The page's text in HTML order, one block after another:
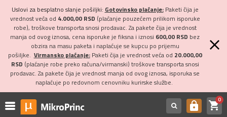
Uslovi za besplatno slanje pošiljki: Gotovinsko plaćanje:Paketi čija je
vrednost veća od 4.000,00 RSD (plaćanje pouzećem prilikom isporuke
robe), troškove transporta snosi prodavac. Za pakete čija je vrednost
manja od ovog iznosa, cena isporuke je fiksna i iznosi 600,00 RSD bez
obzira na masu paketa i naplaćuje se kupcu po prijemu
pošiljke. Virmansko plaćanje:Paketi čija je vrednost veća od 20.000,00
RSD (plaćanje robe preko računa/virmanski) troškove transporta snosi
prodavac. Za pakete čija je vrednost manja od ovog iznosa, isporuka se
naplaćuje po redovnom cenovniku kurirske službe.
https shopping_cart0